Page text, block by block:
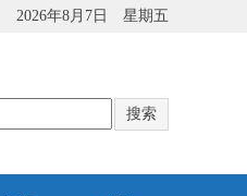
2026年8月7日 星期五